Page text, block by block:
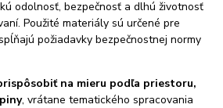
odolnosť, bezpečnosť a dlhú životnosť
Použité materiály sú určené pre
požiadavky bezpečnostnej normy
na mieru podľa priestoru,
, vrátane tematického spracovania